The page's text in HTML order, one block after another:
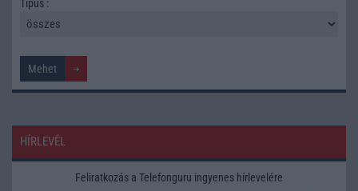
Tipus :
HÍRLEVÉL
Feliratkozás a Telefonguru ingyenes hírlevelére